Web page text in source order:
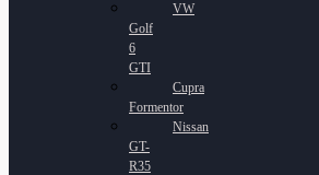
VW
Golf
6
GTI
Cupra
Formentor
Nissan
GT-
R35